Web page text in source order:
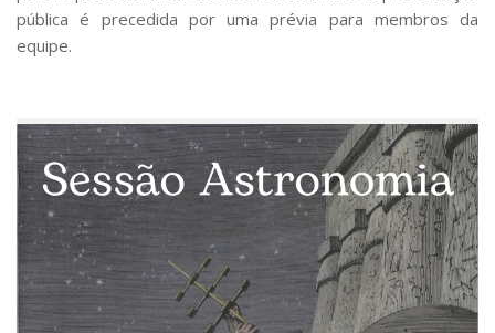
pública é precedida por uma prévia para membros da
equipe.